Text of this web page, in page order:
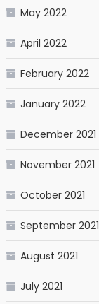
May 2022
April 2022
February 2022
January 2022
December 2021
November 2021
October 2021
September 2021
August 2021
July 2021